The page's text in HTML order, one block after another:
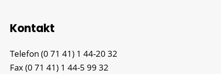
Kontakt
Telefon (0 71 41) 1 44-20 32
Fax(0 71 41) 1 44-5 99 32